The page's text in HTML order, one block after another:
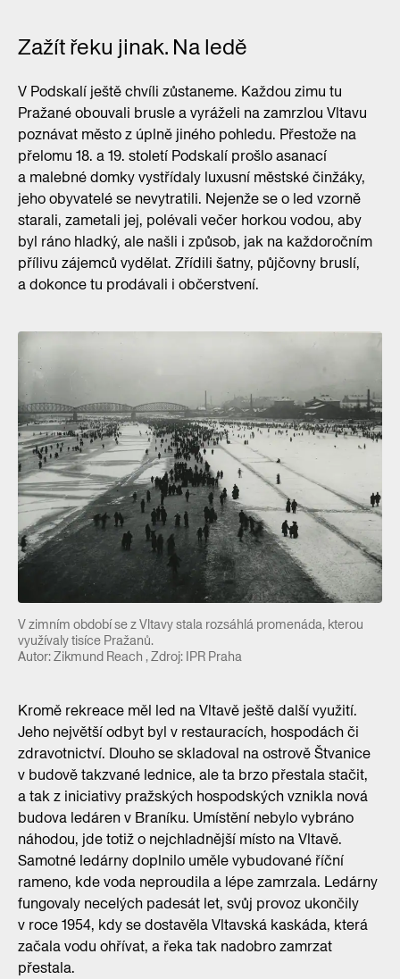
Zažít řeku jinak. Na ledě
V Podskalí ještě chvíli zůstaneme. Každou zimu tu
Pražané obouvali brusle a vyráželi na zamrzlou Vltavu
poznávat město z úplně jiného pohledu. Přestože na
přelomu 18. a 19. století Podskalí prošlo asanací
a malebné domky vystřídaly luxusní městské činžáky,
jeho obyvatelé se nevytratili. Nejenže se o led vzorně
starali, zametali jej, polévali večer horkou vodou, aby
byl ráno hladký, ale našli i způsob, jak na každoročním
přílivu zájemců vydělat. Zřídili šatny, půjčovny bruslí,
a dokonce tu prodávali i občerstvení.
V zimním období se z Vltavy stala rozsáhlá promenáda, kterou
využívaly tisíce Pražanů.
Autor: Zikmund Reach , Zdroj: IPR Praha
Kromě rekreace měl led na Vltavě ještě další využití.
Jeho největší odbyt byl v restauracích, hospodách či
zdravotnictví. Dlouho se skladoval na ostrově Štvanice
v budově takzvané lednice, ale ta brzo přestala stačit,
a tak z iniciativy pražských hospodských vznikla nová
budova ledáren v Braníku. Umístění nebylo vybráno
náhodou, jde totiž o nejchladnější místo na Vltavě.
Samotné ledárny doplnilo uměle vybudované říční
rameno, kde voda neproudila a lépe zamrzala. Ledárny
fungovaly necelých padesát let, svůj provoz ukončily
v roce 1954, kdy se dostavěla Vltavská kaskáda, která
začala vodu ohřívat, a řeka tak nadobro zamrzat
přestala.